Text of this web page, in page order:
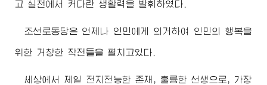
고 실천에서 커다란 생활력을 발휘하였다.
조선로동당은 언제나 인민에게 의거하여 인민의 행복을
위한 거창한 작전들을 펼치고있다.
세상에서 제일 전지전능한 존재, 훌륭한 선생으로, 가장